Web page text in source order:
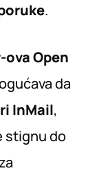
.
Open
da
InMail,
stignu do